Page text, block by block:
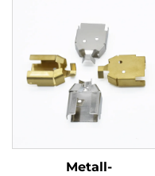
Metall-